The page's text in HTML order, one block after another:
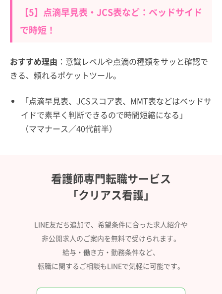
【5】点滴早見表・JCS表など：ベッドサイド
で時短！
おすすめ理由 ：意識レベルや点滴の種類をサッと確認で
きる、頼れるポケットツール。
「点滴早見表、JCSスコア表、MMT表などはベッドサ
イドで素早く判断できるので時間短縮になる」
（ママナース／40代前半）
看護師専門転職サービス
「クリアス看護」
LINE友だち追加で、希望条件に合った求人紹介や
非公開求人のご案内を無料で受けられます。
給与・働き方・勤務条件など、
転職に関するご相談もLINEで気軽に可能です。